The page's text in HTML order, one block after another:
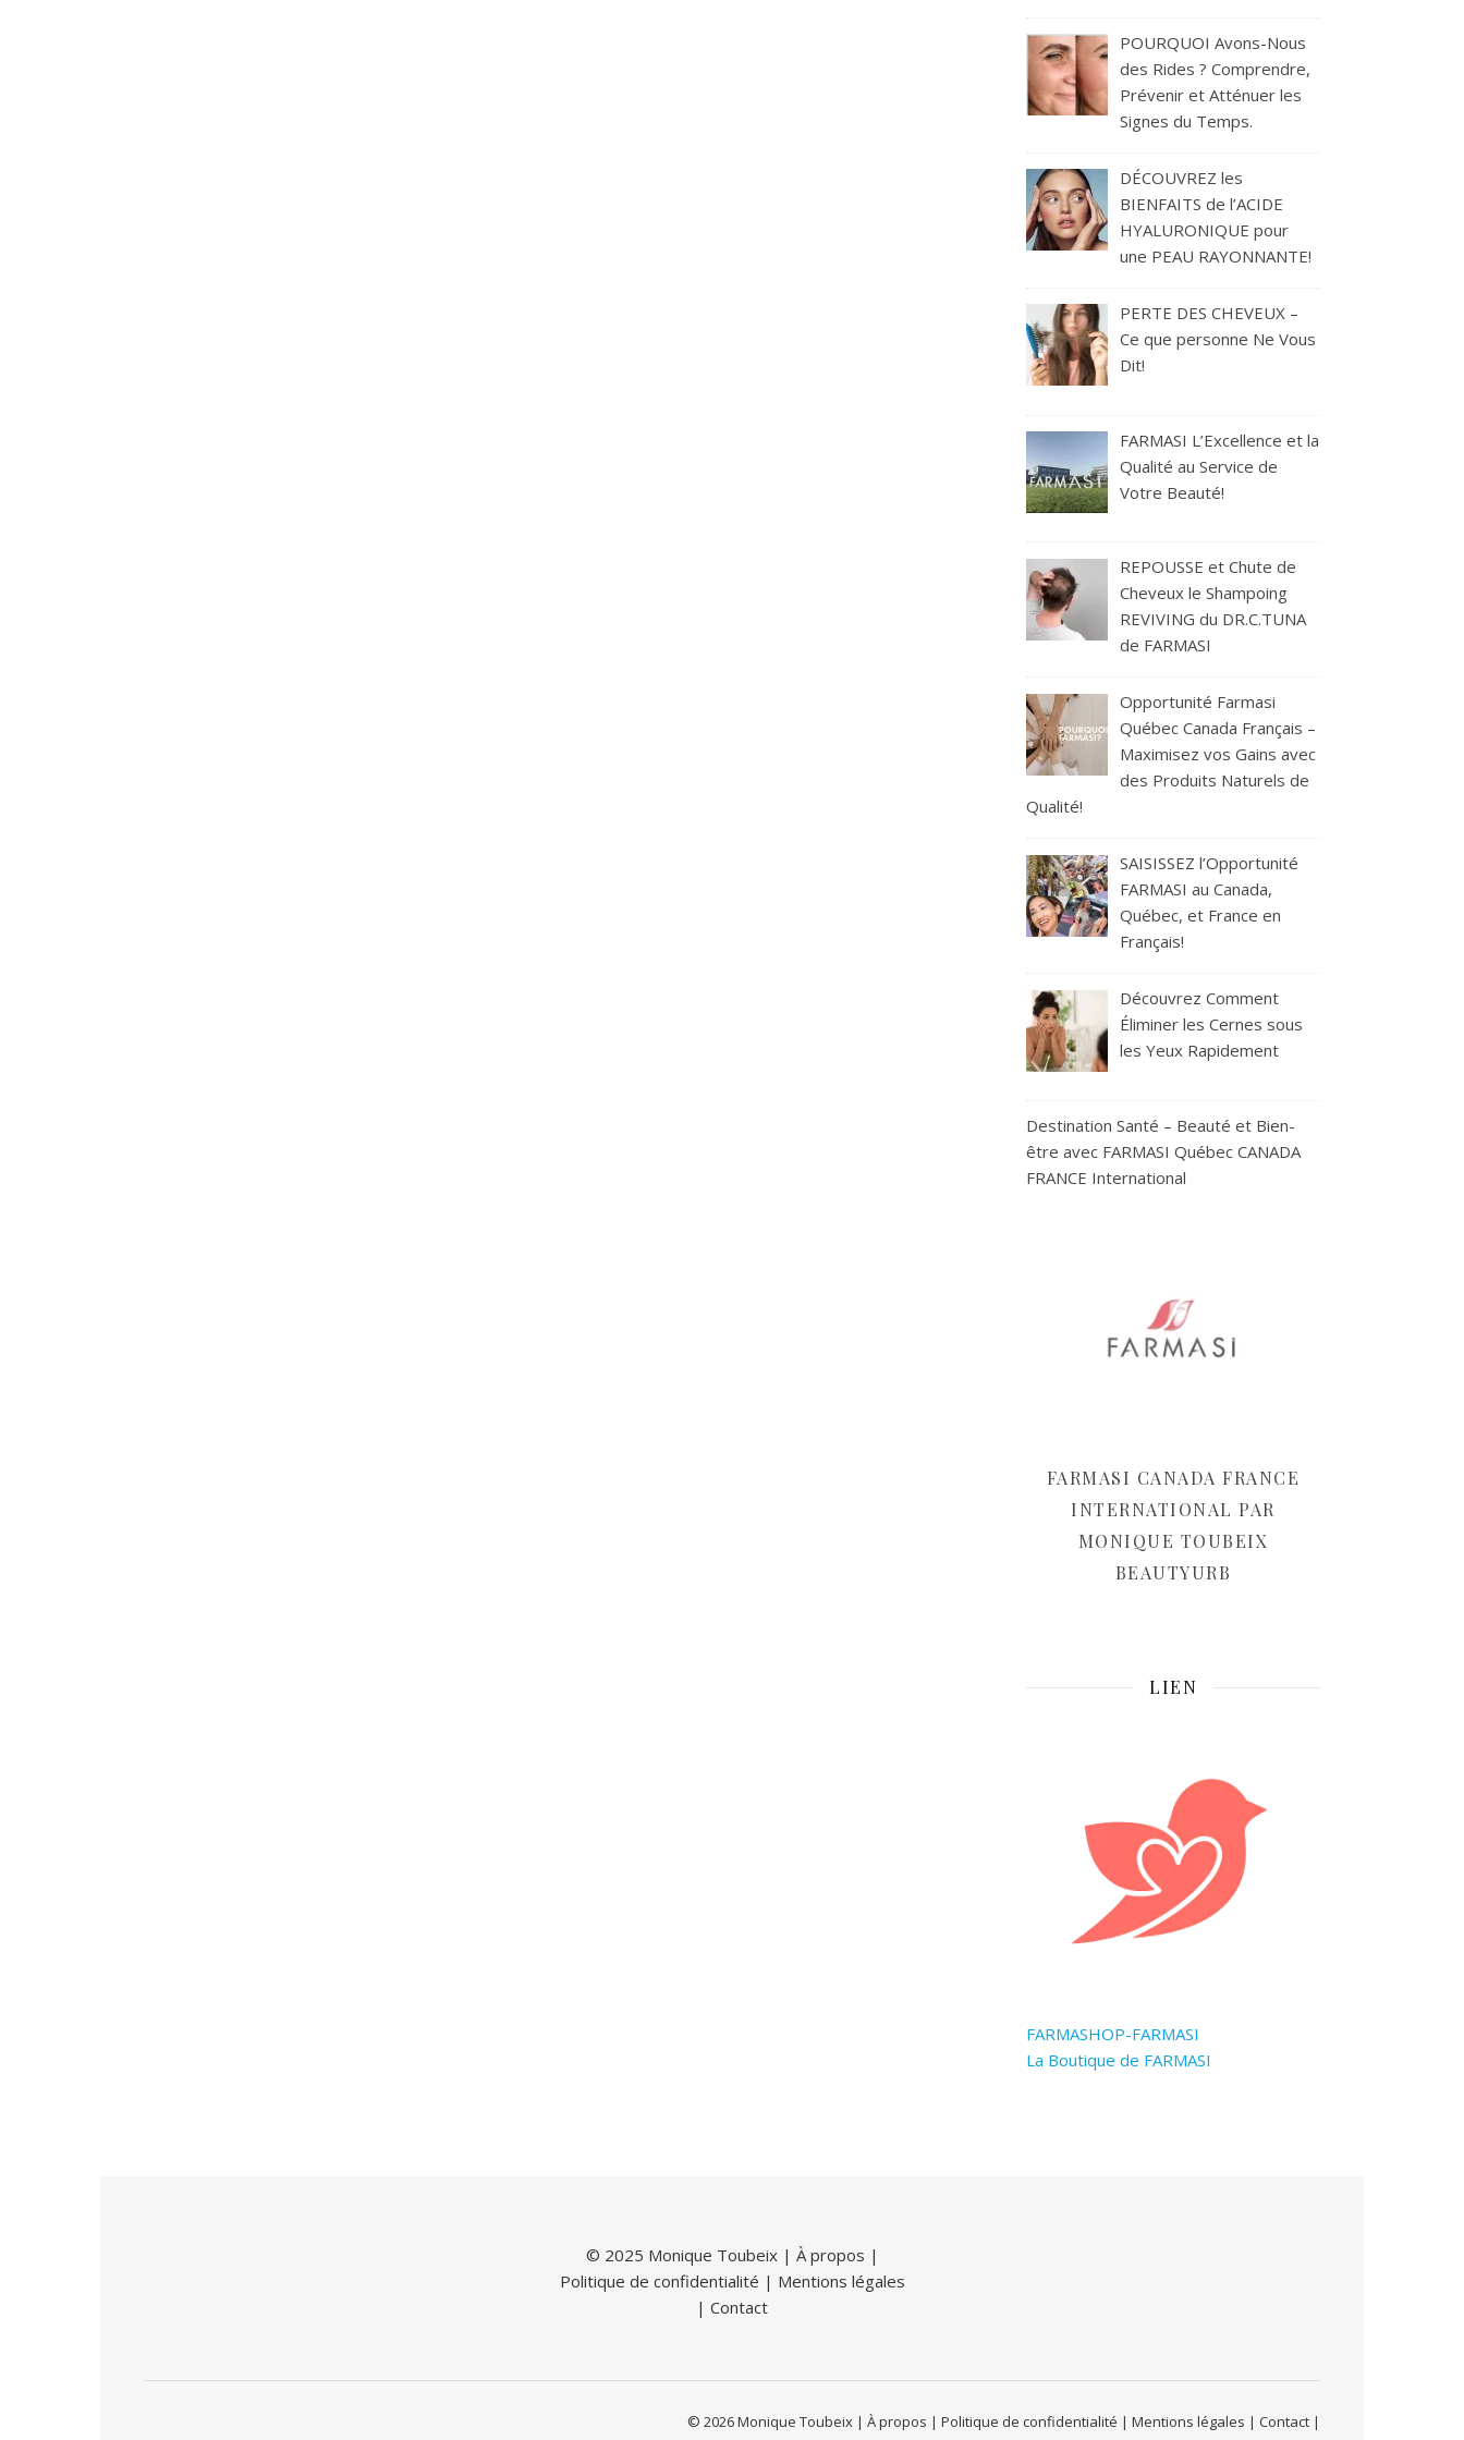
POURQUOI Avons-Nous
des Rides ? Comprendre,
Prévenir et Atténuer les
Signes du Temps.
DÉCOUVREZ les
BIENFAITS de l’ACIDE
HYALURONIQUE pour
une PEAU RAYONNANTE!
PERTE DES CHEVEUX –
Ce que personne Ne Vous
Dit!
FARMASI L’Excellence et la
Qualité au Service de
Votre Beauté!
REPOUSSE et Chute de
Cheveux le Shampoing
REVIVING du DR.C.TUNA
de FARMASI
Opportunité Farmasi
Québec Canada Français –
Maximisez vos Gains avec
des Produits Naturels de
Qualité!
SAISISSEZ l’Opportunité
FARMASI au Canada,
Québec, et France en
Français!
Découvrez Comment
Éliminer les Cernes sous
les Yeux Rapidement
Destination Santé – Beauté et Bien-
être avec FARMASI Québec CANADA
FRANCE International
FARMASI CANADA FRANCE
INTERNATIONAL PAR
MONIQUE TOUBEIX
BEAUTYURB
LIEN
FARMASHOP-FARMASI
La Boutique de FARMASI
© 2025 Monique Toubeix | À propos |
Politique de confidentialité | Mentions légales
| Contact
© 2026 Monique Toubeix | À propos | Politique de confidentialité | Mentions légales | Contact |